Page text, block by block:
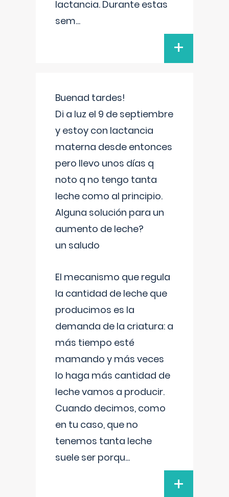
lactancia. Durante estas
sem...
+
Buenad tardes!
Di a luz el 9 de septiembre
y estoy con lactancia
materna desde entonces
pero llevo unos días q
noto q no tengo tanta
leche como al principio.
Alguna solución para un
aumento de leche?
un saludo
El mecanismo que regula
la cantidad de leche que
producimos es la
demanda de la criatura: a
más tiempo esté
mamando y más veces
lo haga más cantidad de
leche vamos a producir.
Cuando decimos, como
en tu caso, que no
tenemos tanta leche
suele ser porqu...
+